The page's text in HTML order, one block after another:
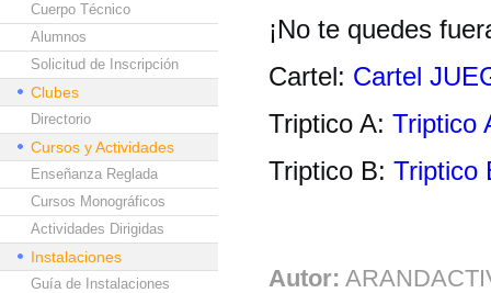
Cuerpo Técnico
Alumnos
Solicitud de Inscripción
Clubes
Directorio
Cursos y Actividades
Enseñanza Reglada
Cursos Monográficos
Actividades Dirigidas
Instalaciones
Guía de Instalaciones
¡No te quedes
Cartel: Cartel
Triptico A: Triptico
Triptico B: Triptico
Autor: